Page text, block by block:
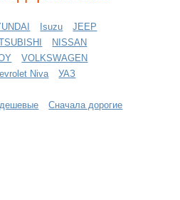
Isuzu
JEEP
NISSAN
VOLKSWAGEN
Niva УАЗ
Сначала дорогие